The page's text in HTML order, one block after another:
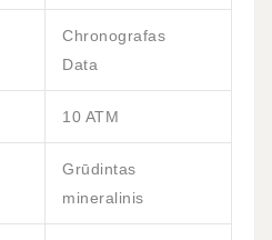
Chronografas
Data
10 ATM
Grūdintas
mineralinis